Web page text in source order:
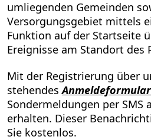
umliegenden Gemeinden
Versorgungsgebiet mittels
Funktion auf der Startseite
Ereignisse am Standort des
Mit der Registrierung über
stehendesAnmeldeformular
Sondermeldungen per
erhalten. Dieser
Sie kostenlos.